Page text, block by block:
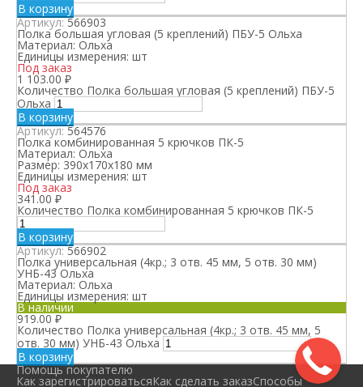
В корзину
Артикул:566903
Полка большая угловая (5 креплений) ПБУ-5 Ольха
Материал: Ольха
Единицы измерения: шт
Под заказ
1 103.00 ₽
Количество Полка большая угловая (5 креплений) ПБУ-5
Ольха
В корзину
Артикул:564576
Полка комбинированная 5 крючков ПК-5
Материал: Ольха
Размер: 390х170х180 мм
Единицы измерения: шт
Под заказ
341.00 ₽
Количество Полка комбинированная 5 крючков ПК-5
В корзину
Артикул:566902
Полка универсальная (4кр.; 3 отв. 45 мм, 5 отв. 30 мм)
УНБ-43 Ольха
Материал: Ольха
Единицы измерения: шт
В наличии
919.00₽
Количество Полка универсальная (4кр.; 3 отв. 45 мм, 5
отв. 30 мм) УНБ-43 Ольха
В корзину
Помощь покупателю
Как зарегистрироватьсяКак сделать заказСпособы